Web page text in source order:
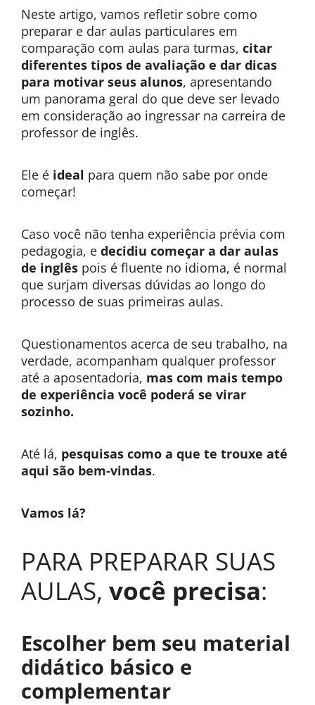
Neste artigo, vamos refletir sobre como
preparar e dar aulas particulares em
comparação com aulas para turmas, citar
diferentes tipos de avaliação e dar dicas
para motivar seus alunos, apresentando
um panorama geral do que deve ser levado
em consideração ao ingressar na carreira de
professor de inglês.
Ele é ideal para quem não sabe por onde
começar!
Caso você não tenha experiência prévia com
pedagogia, e decidiu começar a dar aulas
de inglês pois é fluente no idioma, é normal
que surjam diversas dúvidas ao longo do
processo de suas primeiras aulas.
Questionamentos acerca de seu trabalho, na
verdade, acompanham qualquer professor
até a aposentadoria, mas com mais tempo
de experiência você poderá se virar
sozinho.
Até lá, pesquisas como a que te trouxe até
aqui são bem-vindas.
Vamos lá?
PARA PREPARAR SUAS
AULAS, você precisa:
Escolher bem seu material
didático básico e
complementar